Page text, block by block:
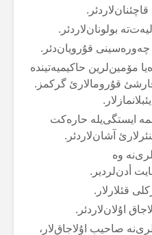
بولونان‌لاردئر.
چەورەسینی قۇرویان‌دئر.
مۆمین‌لرین حاکیمیەتیندە
قۇرومالارئ گرکمز.
ایستگی‌یلە حارەکت
آشان‌لاردئر.
وە
أدن‌لردیر.
قئلارلار.
اۇلان‌لاردئر.
صاحیب اۇلاجاق‌لار،